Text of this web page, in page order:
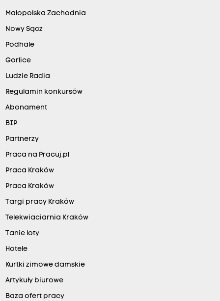
Małopolska Zachodnia
Nowy Sącz
Podhale
Gorlice
Ludzie Radia
Regulamin konkursów
Abonament
BIP
Partnerzy
Praca na Pracuj.pl
Praca Kraków
Praca Kraków
Targi pracy Kraków
Telekwiaciarnia Kraków
Tanie loty
Hotele
Kurtki zimowe damskie
Artykuły biurowe
Baza ofert pracy